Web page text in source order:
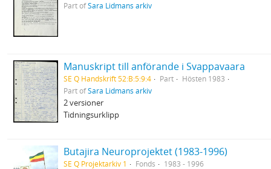
Part ofSara Lidmans arkiv
Manuskript till anförande i Svappavaara
SE Q Handskrift 52:B:5:9:4 Part
Hösten 1983
Part ofSara Lidmans arkiv
2 versioner
Tidningsurklipp
Butajira Neuroprojektet (1983-1996)
SE Q Projektarkiv 1 Fonds 1983 - 1996